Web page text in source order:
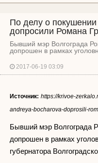
По делу о
допросили Романа
Бывший мэр Волгограда
допрошен в рамках
2017-06-19 03:09
Источник: https://krivoe-
andreya-bocharova-doprosili-
Бывший мэр Волгограда
допрошен в рамках
губернатора